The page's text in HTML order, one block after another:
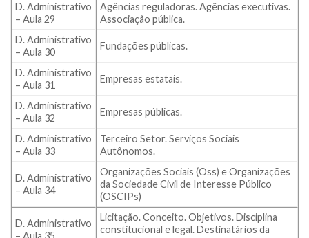
D. Administrativo
– Aula 29
Agências reguladoras. Agências executivas.
Associação pública.
D. Administrativo
– Aula 30
Fundações públicas.
D. Administrativo
– Aula 31
Empresas estatais.
D. Administrativo
– Aula 32
Empresas públicas.
D. Administrativo
– Aula 33
Terceiro Setor. Serviços Sociais
Autônomos.
D. Administrativo
– Aula 34
Organizações Sociais (Oss) e Organizações
da Sociedade Civil de Interesse Público
(OSCIPs)
D. Administrativo
Licitação. Conceito. Objetivos. Disciplina
constitucional e legal. Destinatários da